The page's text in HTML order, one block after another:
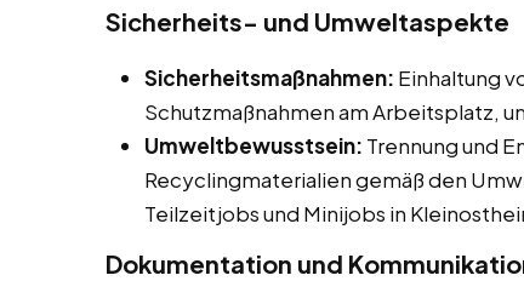
Sicherheits- und Umweltaspekte
Sicherheitsmaßnahmen: Einhaltung
Schutzmaßnahmen am Arbeitsplatz,
Umweltbewusstsein: Trennung und
Recyclingmaterialien gemäß den
Teilzeitjobs und Minijobs in
Dokumentation und